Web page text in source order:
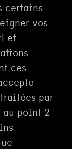
certains
vos
et
ces
par
au point 2